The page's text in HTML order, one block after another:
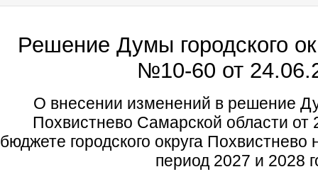
Решение Думы городского
№10-60 от
О внесении изменений в решение
Похвистнево Самарской области
бюджете городского округа
период 2027 и 2028